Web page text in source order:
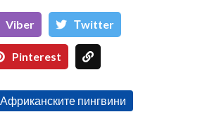
Viber Тwitter
Pinterest
Африканските пингвини